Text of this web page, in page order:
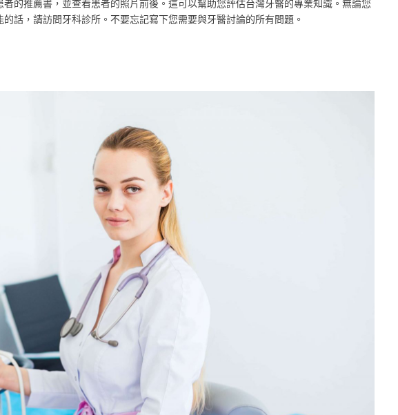
的推薦書，並查看患者的照片前後。這可以幫助您評估台灣牙醫的專業知識。無論您
話，請訪問牙科診所。不要忘記寫下您需要與牙醫討論的所有問題。